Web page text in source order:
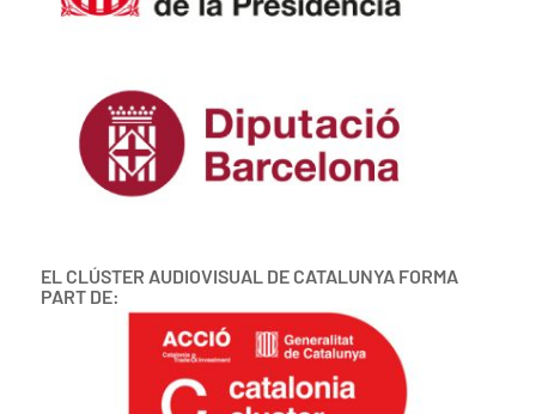
EL CLÚSTER AUDIOVISUAL DE CATALUNYA FORMA
PART DE: